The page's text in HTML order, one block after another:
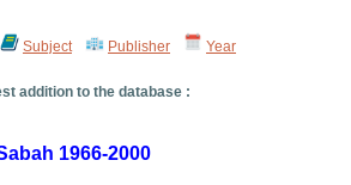
Subject Publisher Year
addition to the database :
1966-2000